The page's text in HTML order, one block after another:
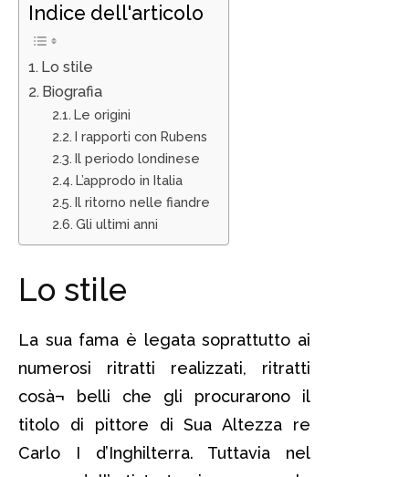
Indice dell'articolo
Lo stile
Biografia
Le origini
I rapporti con Rubens
Il periodo londinese
L’approdo in Italia
Il ritorno nelle fiandre
Gli ultimi anni
Lo stile
La sua fama è legata soprattutto ai
numerosi ritratti realizzati, ritratti
cosà¬ belli che gli procurarono il
titolo di pittore di Sua Altezza re
Carlo I d’Inghilterra. Tuttavia nel